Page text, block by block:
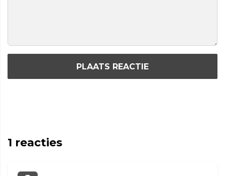
PLAATS REACTIE
1 reacties